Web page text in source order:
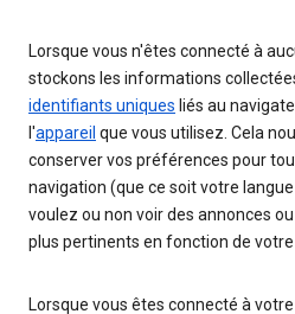
Lorsque vous n'êtes connecté à
stockons les informations
identifiants uniques liés au
l'appareil que vous utilisez. Cela
conserver vos préférences pour
navigation (que ce soit votre
voulez ou non voir des annonces
plus pertinents en fonction de
Lorsque vous êtes connecté à